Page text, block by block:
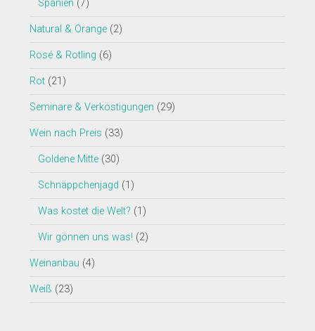
Spanien (7)
Natural & Orange(2)
Rosé & Rotling (6)
Rot(21)
Seminare & Verköstigungen (29)
Wein nach Preis (33)
Goldene Mitte(30)
Schnäppchenjagd (1)
Was kostet die Welt? (1)
Wir gönnen uns was! (2)
Weinanbau (4)
Weiß (23)